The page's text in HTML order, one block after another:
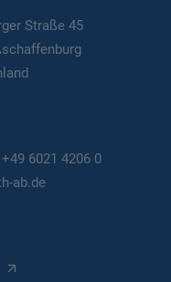
Straße 45
+49 6021 4206 0
ab.de